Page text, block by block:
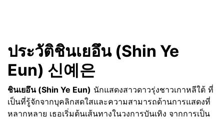
ประวัติชินเยอึน (Shin Ye
Eun) 신예은
ชินเยอึน (Shin Ye Eun) นักแสดงสาวดาวรุ่งชาวเกาหลีใต้ ที่
เป็นที่รู้จักจากบุคลิกสดใสและความสามารถด้านการแสดงที่
หลากหลาย เธอเริ่มต้นเส้นทางในวงการบันเทิง จากการเป็น